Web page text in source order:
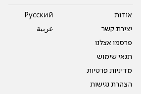
אודות
יצירת קשר
פרסמו אצלנו
תנאי שימוש
מדיניות פרטיות
הצהרת נגישות
Pусский
عربية